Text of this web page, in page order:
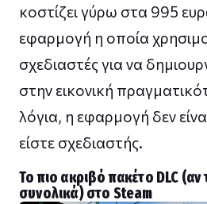
κοστίζει γύρω στα 995
εφαρμογή η οποία
σχεδιαστές για να
στην εικονική
λόγια, η εφαρμογή δεν
είστε σχεδιαστής.
Το πιο ακριβό πακέτο DLC
συνολικά) στο Steam